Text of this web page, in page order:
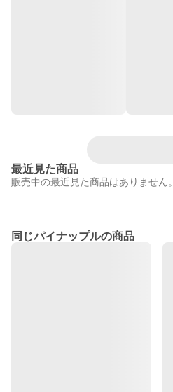
最近見た商品
販売中の最近見た商品はありません。
同じパイナップルの商品